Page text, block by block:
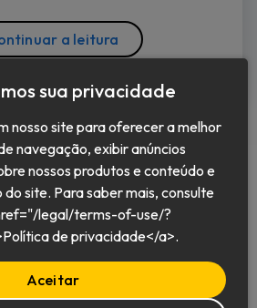
a leitura
Português (BR)
sua privacidade
nosso site para oferecer a melhor
navegação, exibir anúncios
nossos produtos e conteúdo e
site. Para saber mais, consulte
legal/terms-of-use/?
de privacidade</a>.
Aceitar